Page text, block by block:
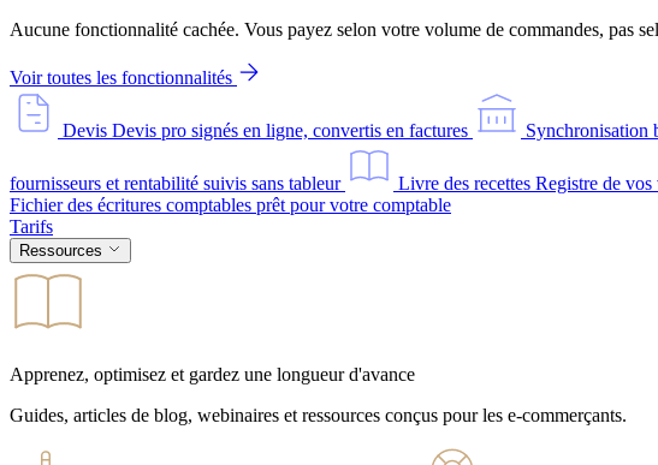
Aucune fonctionnalité cachée. Vous payez selon votre volume de commandes, pas
Voir toutes les fonctionnalités
Devis Devis pro signés en ligne, convertis en factures Synchronisation
fournisseurs et rentabilité suivis sans tableur Livre des recettes Registre de
Fichier des écritures comptables prêt pour votre comptable
Tarifs
Ressources
Apprenez, optimisez et gardez une longueur d'avance
Guides, articles de blog, webinaires et ressources conçus pour les e-commerçants.